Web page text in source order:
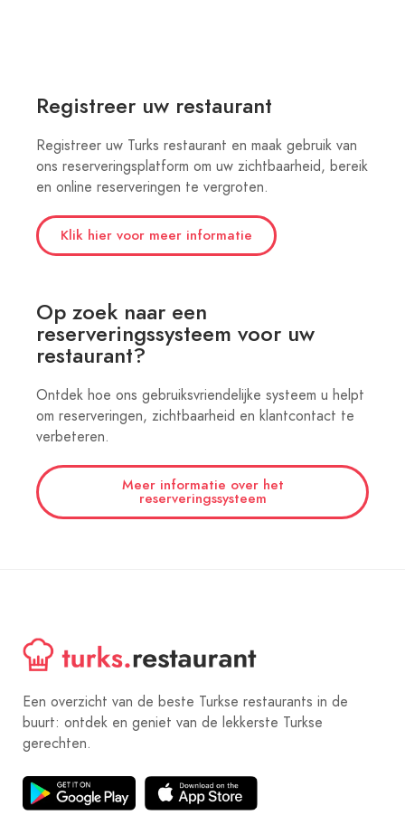
Registreer uw restaurant
Registreer uw Turks restaurant en maak gebruik van
ons reserveringsplatform om uw zichtbaarheid, bereik
en online reserveringen te vergroten.
Klik hier voor meer informatie
Op zoek naar een
reserveringssysteem voor uw
restaurant?
Ontdek hoe ons gebruiksvriendelijke systeem u helpt
om reserveringen, zichtbaarheid en klantcontact te
verbeteren.
Meer informatie over het
reserveringssysteem
Een overzicht van de beste Turkse restaurants in de
buurt: ontdek en geniet van de lekkerste Turkse
gerechten.